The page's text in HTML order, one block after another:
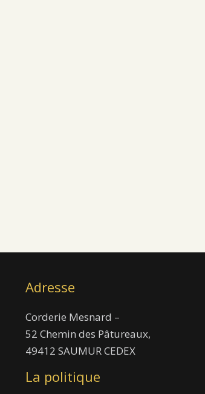
Adresse
Corderie Mesnard –
52 Chemin des Pâtureaux,
49412 SAUMUR CEDEX
La politique